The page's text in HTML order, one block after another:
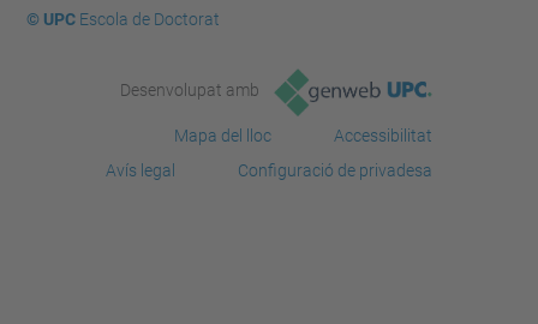
© UPCEscola de Doctorat
Desenvolupat amb
Mapa del lloc
Accessibilitat
Avís legal
Configuració de privadesa